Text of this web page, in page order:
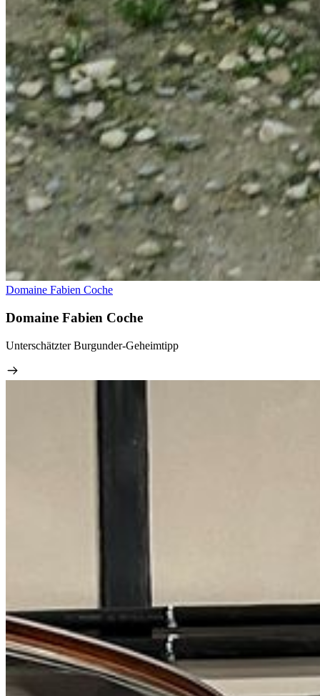
Domaine Fabien Coche
Domaine Fabien Coche
Unterschätzter Burgunder-Geheimtipp